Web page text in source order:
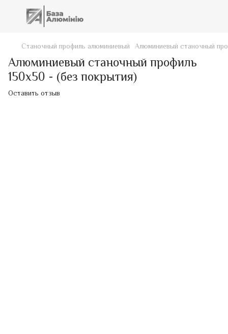
Станочный профиль алюминиевый Алюминиевый станочный
Алюминиевый станочный профиль
150х50 - (без покрытия)
Оставить отзыв